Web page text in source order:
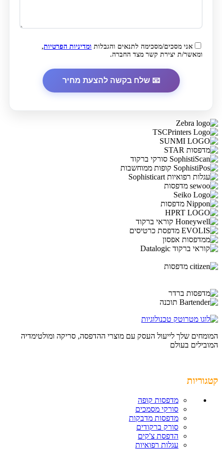
אני מסכים/מסכימה לתנאים והגבלות ומדיניות הפרטיות,
ומאשר/ת יצירת קשר מצד החברה.
המומחים שלך לייעול העסק עם מוצרי ההדפסה, סריקה ומולטימדיה
המובילים בעולם
קטגוריות
מדפסות קופה
סורקי מסמכים
מדפסות מדבקות
סורק ברקודים
הדפסת צ'קים
עגלות רפואיות